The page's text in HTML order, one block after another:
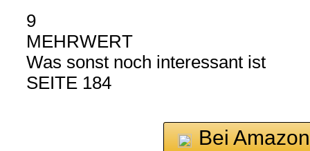
9
MEHRWERT
Was sonst noch interessant ist
SEITE 184
Bei